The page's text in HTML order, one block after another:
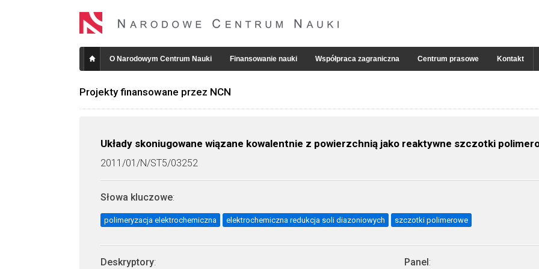
O Narodowym Centrum Nauki Finansowanie nauki Współpraca zagraniczna Centrum prasowe Kontakt
Projekty finansowane przez NCN
Układy skoniugowane wiązane kowalentnie z powierzchnią jako reaktywne szczotki
2011/01/N/ST5/03252
Słowa kluczowe:
polimeryzacja elektrochemiczna elektrochemiczna redukcja soli diazoniowych szczotki polimerowe
Deskryptory: Panel: